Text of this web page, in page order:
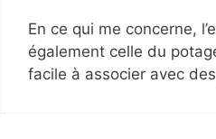
En ce qui me concerne,
également celle du
facile à associer avec